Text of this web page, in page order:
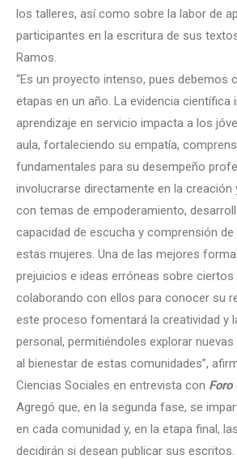
los talleres, así como sobre la labor de
participantes en la escritura de sus
Ramos.
“Es un proyecto intenso, pues debemos
etapas en un año. La evidencia científica
aprendizaje en servicio impacta a los
aula, fortaleciendo su empatía,
fundamentales para su desempeño
involucrarse directamente en la creación
con temas de empoderamiento,
capacidad de escucha y comprensión de
estas mujeres. Una de las mejores
prejuicios e ideas erróneas sobre ciertos
colaborando con ellos para conocer su
este proceso fomentará la creatividad y
personal, permitiéndoles explorar
al bienestar de estas comunidades”,
Ciencias Sociales en entrevista con Foro
Agregó que, en la segunda fase, se
en cada comunidad y, en la etapa final,
decidirán si desean publicar sus escritos.